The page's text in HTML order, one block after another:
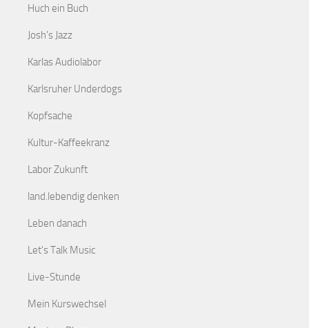
Huch ein Buch
Josh's Jazz
Karlas Audiolabor
Karlsruher Underdogs
Kopfsache
Kultur-Kaffeekranz
Labor Zukunft
land.lebendig denken
Leben danach
Let's Talk Music
Live-Stunde
Mein Kurswechsel